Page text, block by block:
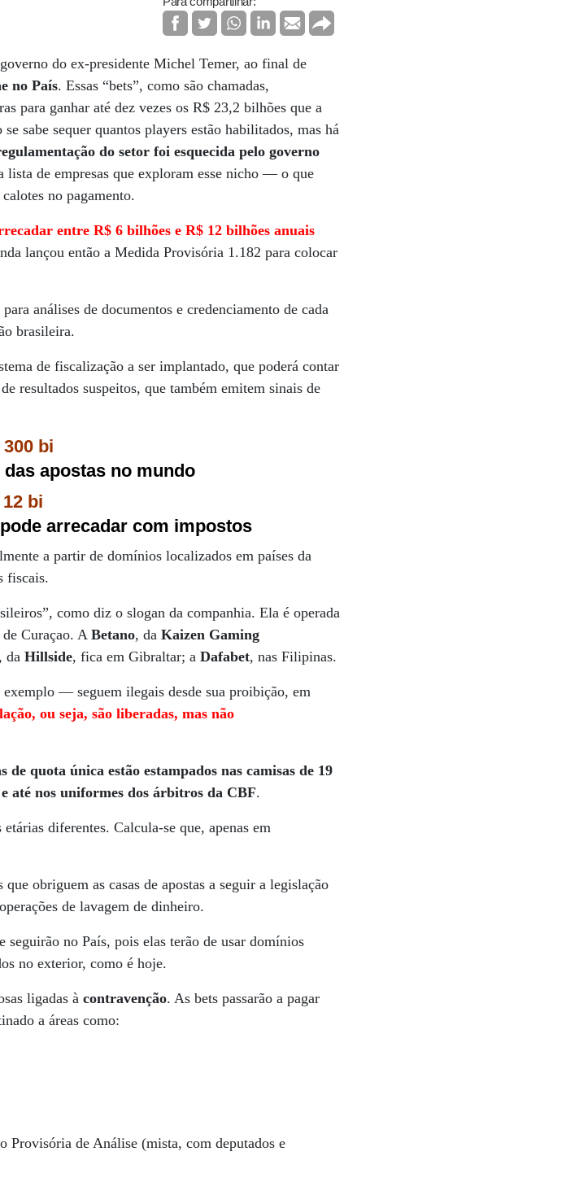
do ex-presidente Michel Temer, ao final de
no País. Essas “bets”, como são chamadas,
para ganhar até dez vezes os R$ 23,2 bilhões que a
sabe sequer quantos players estão habilitados, mas há
do setor foi esquecida pelo governo
lista de empresas que exploram esse nicho — o que
no pagamento.
entre R$ 6 bilhões e R$ 12 bilhões anuais
lançou então a Medida Provisória 1.182 para colocar
análises de documentos e credenciamento de cada
brasileira.
de fiscalização a ser implantado, que poderá contar
resultados suspeitos, que também emitem sinais de
300 bi
apostas no mundo
bi
arrecadar com impostos
a partir de domínios localizados em países da
fiscais.
como diz o slogan da companhia. Ela é operada
de Curaçao. ABetano, daKaizen Gaming
, daHillside, fica em Gibraltar; aDafabet, nas Filipinas.
— seguem ilegais desde sua proibição, em
ou seja, são liberadas, mas não
de quota única estão estampados nas camisas de 19
e até nos uniformes dos árbitros da CBF.
diferentes. Calcula-se que, apenas em
obriguem as casas de apostas a seguir a legislação
de lavagem de dinheiro.
seguirão no País, pois elas terão de usar domínios
no exterior, como é hoje.
ligadas àcontravenção. As bets passarão a pagar
a áreas como:
Provisória de Análise (mista, com deputados e